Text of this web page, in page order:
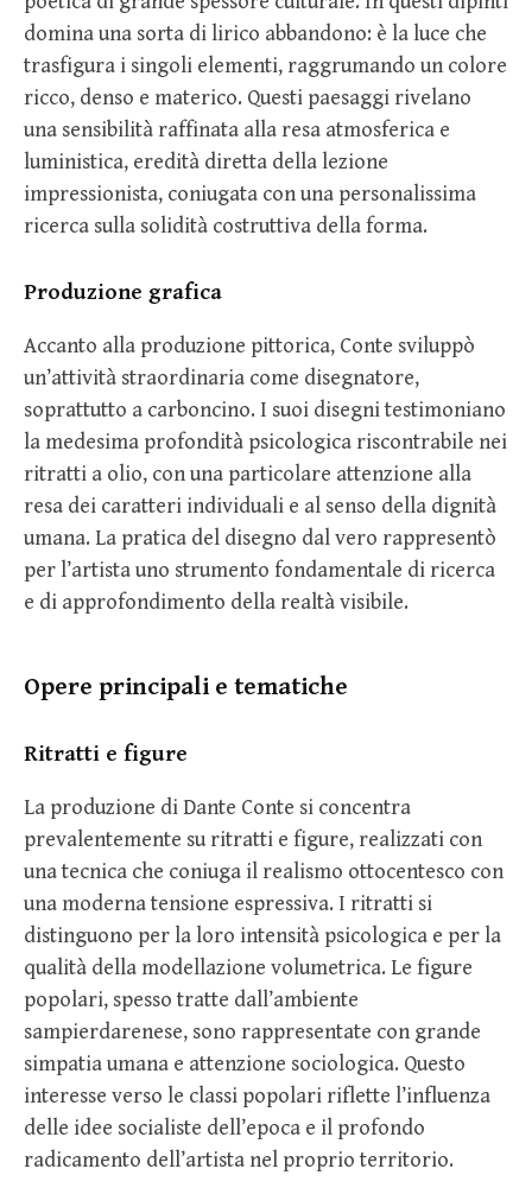
domina una sorta di lirico abbandono: è la luce che
trasfigura i singoli elementi, raggrumando un colore
ricco, denso e materico. Questi paesaggi rivelano
una sensibilità raffinata alla resa atmosferica e
luministica, eredità diretta della lezione
impressionista, coniugata con una personalissima
ricerca sulla solidità costruttiva della forma.
Produzione grafica
Accanto alla produzione pittorica, Conte sviluppò
un’attività straordinaria come disegnatore,
soprattutto a carboncino. I suoi disegni testimoniano
la medesima profondità psicologica riscontrabile nei
ritratti a olio, con una particolare attenzione alla
resa dei caratteri individuali e al senso della dignità
umana. La pratica del disegno dal vero rappresentò
per l’artista uno strumento fondamentale di ricerca
e di approfondimento della realtà visibile.
Opere principali e tematiche
Ritratti e figure
La produzione di Dante Conte si concentra
prevalentemente su ritratti e figure, realizzati con
una tecnica che coniuga il realismo ottocentesco con
una moderna tensione espressiva. I ritratti si
distinguono per la loro intensità psicologica e per la
qualità della modellazione volumetrica. Le figure
popolari, spesso tratte dall’ambiente
sampierdarenese, sono rappresentate con grande
simpatia umana e attenzione sociologica. Questo
interesse verso le classi popolari riflette l’influenza
delle idee socialiste dell’epoca e il profondo
radicamento dell’artista nel proprio territorio.